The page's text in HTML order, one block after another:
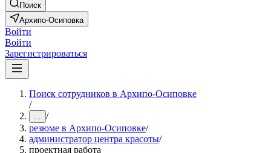
Поиск
Архипо-Осиповка
Войти
Войти
Зарегистрироваться
Поиск сотрудников в Архипо-Осиповке
/
... /
резюме в Архипо-Осиповке/
администратор центра красоты/
проектная работа